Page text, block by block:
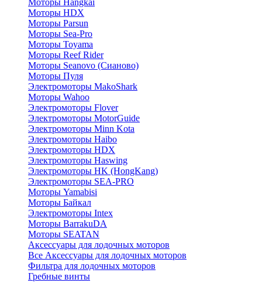
Моторы Hangkai
Моторы HDX
Моторы Parsun
Моторы Sea-Pro
Моторы Toyama
Моторы Reef Rider
Моторы Seanovo (Сианово)
Моторы Пуля
Электромоторы MakoShark
Моторы Wahoo
Электромоторы Flover
Электромоторы MotorGuide
Электромоторы Minn Kota
Электромоторы Haibo
Электромоторы HDX
Электромоторы Haswing
Электромоторы HK (HongKang)
Электромоторы SEA-PRO
Моторы Yamabisi
Моторы Байкал
Электромоторы Intex
Моторы BarrakuDA
Моторы SEATAN
Аксессуары для лодочных моторов
Все Аксессуары для лодочных моторов
Фильтра для лодочных моторов
Гребные винты